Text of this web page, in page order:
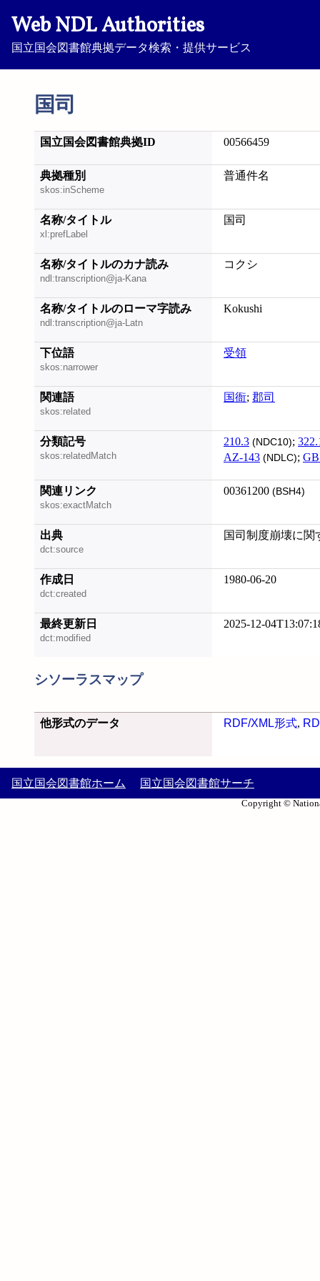
Web NDL Authorities
国立国会図書館典拠データ検索・提供サービス
国司
国立国会図書館典拠ID 00566459
典拠種別
skos:inScheme
普通件名
名称/タイトル
xl:prefLabel
国司
名称/タイトルのカナ読み
ndl:transcription@ja-Kana
コクシ
名称/タイトルのローマ字読み
ndl:transcription@ja-Latn
Kokushi
下位語
skos:narrower
受領
関連語
skos:related
国衙; 郡司
分類記号
skos:relatedMatch
210.3 (NDC10);
AZ-143 (NDLC);
関連リンク
skos:exactMatch
00361200 (BSH4)
出典
dct:source
国司制度崩壊に関
作成日
dct:created
1980-06-20
最終更新日
dct:modified
2025-12-
シソーラスマップ
他形式のデータ RDF/XML形式,
国立国会図書館ホーム 国立国会図書館サーチ
Copyright ©